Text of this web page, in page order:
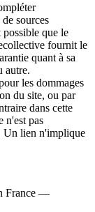
sources
que le
fournit le
quant à sa
autre.
les dommages
du site, ou par
dans cette
n'est pas
Un lien n'implique
France —